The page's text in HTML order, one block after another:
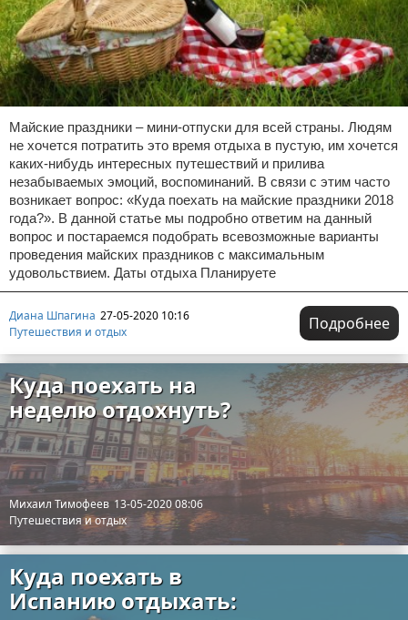
Майские праздники – мини-отпуски для всей страны. Людям
не хочется потратить это время отдыха в пустую, им хочется
каких-нибудь интересных путешествий и прилива
незабываемых эмоций, воспоминаний. В связи с этим часто
возникает вопрос: «Куда поехать на майские праздники 2018
года?». В данной статье мы подробно ответим на данный
вопрос и постараемся подобрать всевозможные варианты
проведения майских праздников с максимальным
удовольствием. Даты отдыха Планируете
Диана Шпагина 27-05-2020 10:16
Путешествия и отдых
Подробнее
Куда поехать на
неделю отдохнуть?
Михаил Тимофеев 13-05-2020 08:06
Путешествия и отдых
Куда поехать в
Испанию отдыхать: